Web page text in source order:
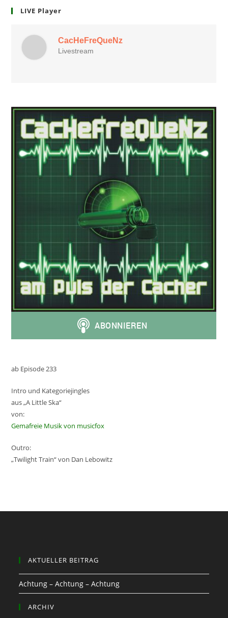
LIVE Player
ab Episode 233
Intro und Kategoriejingles
aus „A Little Ska“
von:
Gemafreie Musik von musicfox
Outro:
„Twilight Train“ von Dan Lebowitz
AKTUELLER BEITRAG
Achtung – Achtung – Achtung
ARCHIV